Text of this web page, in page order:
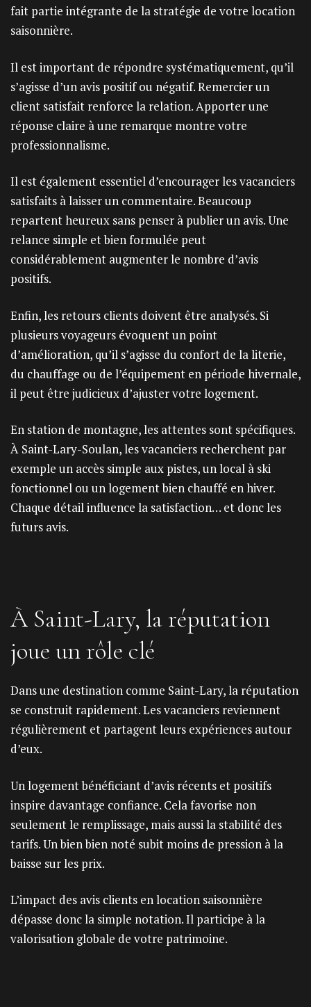
fait partie intégrante de la stratégie de votre location
saisonnière.
Il est important de répondre systématiquement, qu’il
s’agisse d’un avis positif ou négatif. Remercier un
client satisfait renforce la relation. Apporter une
réponse claire à une remarque montre votre
professionnalisme.
Il est également essentiel d’encourager les vacanciers
satisfaits à laisser un commentaire. Beaucoup
repartent heureux sans penser à publier un avis. Une
relance simple et bien formulée peut
considérablement augmenter le nombre d’avis
positifs.
Enfin, les retours clients doivent être analysés. Si
plusieurs voyageurs évoquent un point
d’amélioration, qu’il s’agisse du confort de la literie,
du chauffage ou de l’équipement en période hivernale,
il peut être judicieux d’ajuster votre logement.
En station de montagne, les attentes sont spécifiques.
À Saint-Lary-Soulan, les vacanciers recherchent par
exemple un accès simple aux pistes, un local à ski
fonctionnel ou un logement bien chauffé en hiver.
Chaque détail influence la satisfaction… et donc les
futurs avis.
À Saint-Lary, la réputation
joue un rôle clé
Dans une destination comme Saint-Lary, la réputation
se construit rapidement. Les vacanciers reviennent
régulièrement et partagent leurs expériences autour
d’eux.
Un logement bénéficiant d’avis récents et positifs
inspire davantage confiance. Cela favorise non
seulement le remplissage, mais aussi la stabilité des
tarifs. Un bien bien noté subit moins de pression à la
baisse sur les prix.
L’impact des avis clients en location saisonnière
dépasse donc la simple notation. Il participe à la
valorisation globale de votre patrimoine.